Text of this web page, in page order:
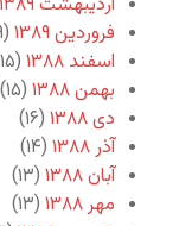
فروردین ۱۳۸۹
(۹)
اسفند ۱۳۸۸
(۱۵)
بهمن ۱۳۸۸
(۱۵)
دی ۱۳۸۸
(۱۶)
آذر ۱۳۸۸
(۱۴)
آبان ۱۳۸۸
(۱۳)
مهر ۱۳۸۸
(۱۳)